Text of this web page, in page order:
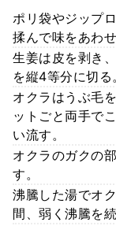
ポリ袋やジップ
揉んで味をあわせ
生姜は皮を剥き
を縦4等分に切る
オクラはうぶ毛
ットごと両手で
い流す。
オクラのガクの
す。
沸騰した湯でオ
間、弱く沸騰を